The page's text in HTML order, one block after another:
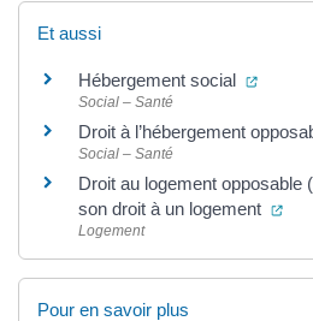
Et aussi
Hébergement social
Social – Santé
Droit à l’hébergement
Social – Santé
Droit au logement opposable
son droit à un logement
Logement
Pour en savoir plus